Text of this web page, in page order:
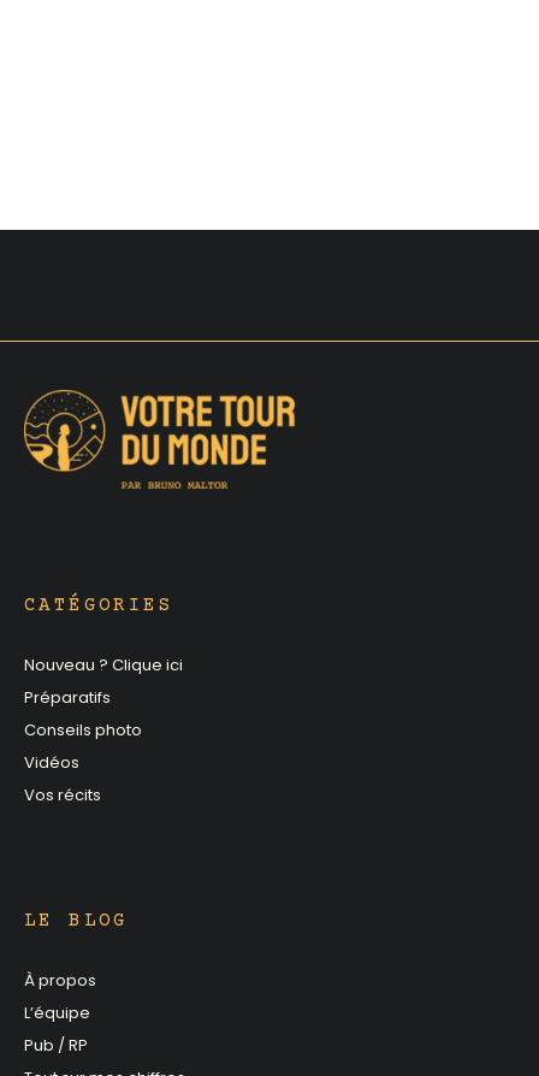
CATÉGORIES
Nouveau ? Clique ici
Préparatifs
Conseils photo
Vidéos
Vos récits
LE BLOG
À propos
L’équipe
Pub / RP